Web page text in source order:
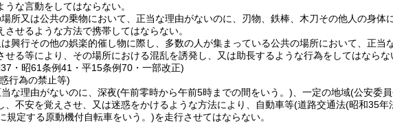
うな言動をしてはならない。
所又は公共の乗物において、正当な理由がないのに、刃物、鉄棒、木刀その他人の身体
させるような方法で携帯してはならない。
興行その他の娯楽的催し物に際し、多数の人が集まっている公共の場所において、正当
せる等により、その場所における混乱を誘発し、又は助長するような行為をしてはならな
・昭61条例41・平15条例70・一部改正)
行為の禁止等)
な理由がないのに、深夜(午前零時から午前5時までの間をいう。) 、一定の地域(公安委
、不安を覚えさせ、又は迷惑をかけるような方法により、自動車等(道路交通法(昭和35年
規定する原動機付自転車をいう。)を走行させてはならない。